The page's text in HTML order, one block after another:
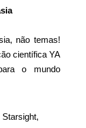
não temas!
científica YA
o mundo